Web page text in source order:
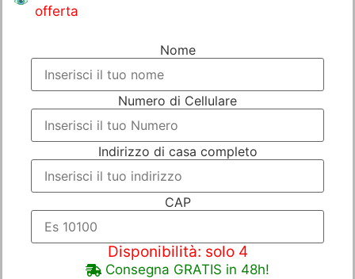
offerta
Nome
Numero di Cellulare
Indirizzo di casa completo
CAP
Disponibilità: solo 4
Consegna GRATIS in 48h!